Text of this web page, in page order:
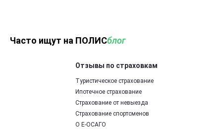
Часто ищут на ПОЛИСблог
Отзывы по страховкам
Туристическое страхование
Ипотечное страхование
Страхование от невыезда
Страхование спортсменов